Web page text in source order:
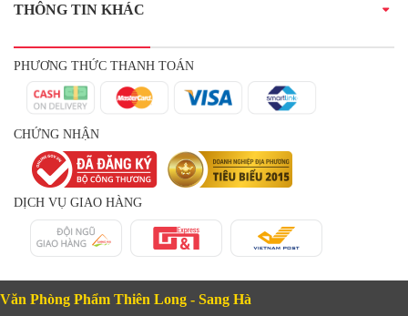
THÔNG TIN KHÁC
PHƯƠNG THỨC THANH TOÁN
CHỨNG NHẬN
DỊCH VỤ GIAO HÀNG
Văn Phòng Phẩm Thiên Long - Sang Hà